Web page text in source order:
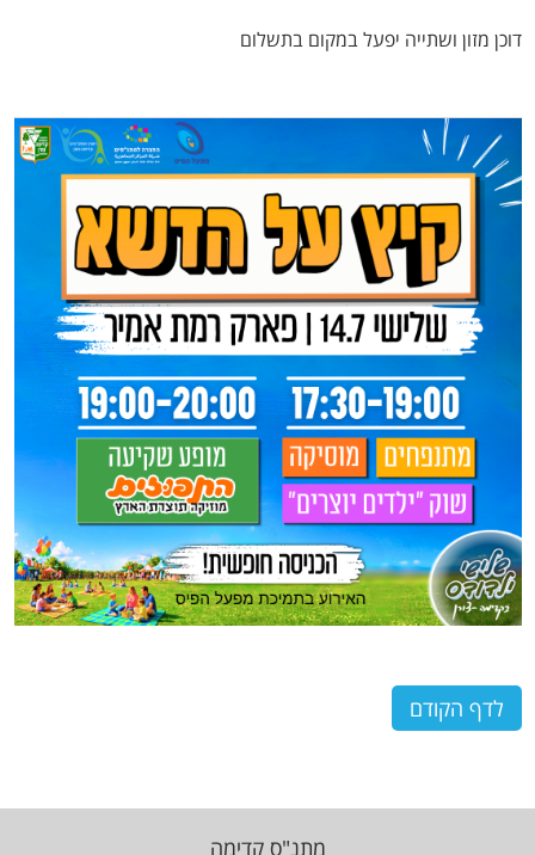
דוכן מזון ושתייה יפעל במקום בתשלום
לדף הקודם
מתנ"ס קדימה